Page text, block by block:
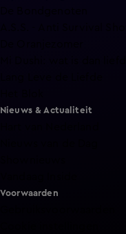
Nieuws & Actualiteit
Voorwaarden